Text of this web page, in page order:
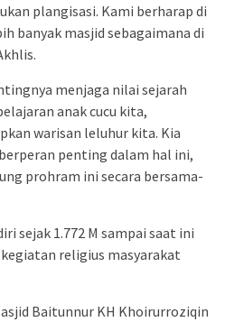
plangisasi. Kami berharap di
banyak masjid sebagaimana di
menjaga nilai sejarah
anak cucu kita,
warisan leluhur kita. Kia
penting dalam hal ini,
prohram ini secara bersama-
sejak 1.772 M sampai saat ini
religius masyarakat
Baitunnur KH Khoirurroziqin